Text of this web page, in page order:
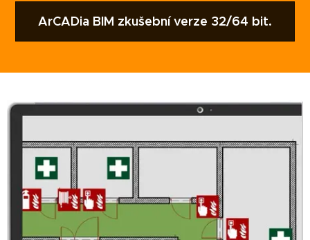
ArCADia BIM zkušební verze 32/64 bit.